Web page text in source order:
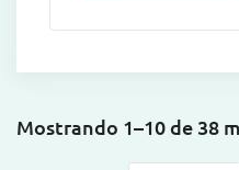
Mostrando 1–10 de 38